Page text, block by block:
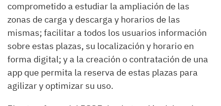
comprometido a estudiar la ampliación de las
zonas de carga y descarga y horarios de las
mismas; facilitar a todos los usuarios información
sobre estas plazas, su localización y horario en
forma digital; y a la creación o contratación de una
app que permita la reserva de estas plazas para
agilizar y optimizar su uso.